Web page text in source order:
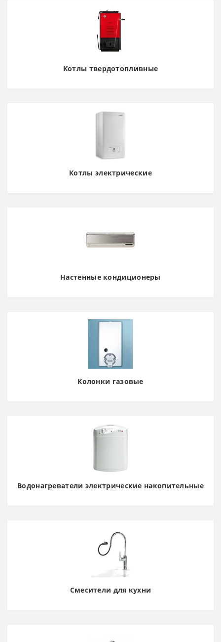
Котлы твердотопливные
Котлы электрические
Настенные кондиционеры
Колонки газовые
Водонагреватели электрические накопительные
Смесители для кухни